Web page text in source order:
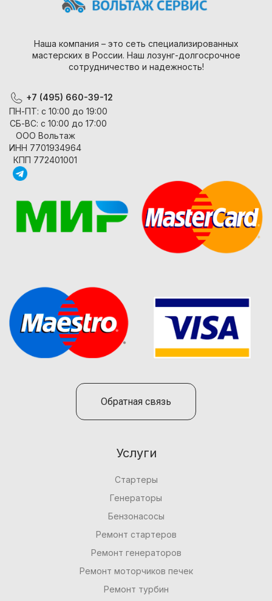
Наша компания – это сеть специализированных
мастерских в России. Наш лозунг-долгосрочное
сотрудничество и надежность!
+7 (495) 660-39-12
ПН-ПТ: с 10:00 до 19:00
СБ-ВС: с 10:00 до 17:00
ООО Вольтаж
ИНН 7701934964
КПП 772401001
Обратная связь
Услуги
Стартеры
Генераторы
Бензонасосы
Ремонт стартеров
Ремонт генераторов
Ремонт моторчиков печек
Ремонт турбин